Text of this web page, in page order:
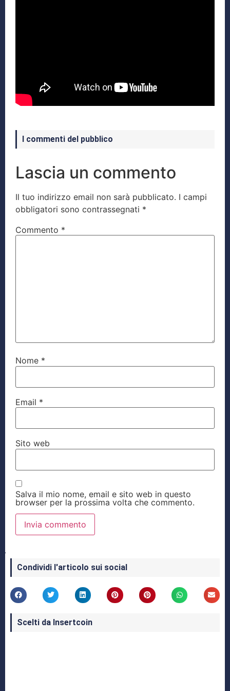
I commenti del pubblico
Lascia un commento
Il tuo indirizzo email non sarà pubblicato. I campi
obbligatori sono contrassegnati *
Commento *
Nome *
Email *
Sito web
Salva il mio nome, email e sito web in questo
browser per la prossima volta che commento.
Condividi l'articolo sui social
Scelti da Insertcoin